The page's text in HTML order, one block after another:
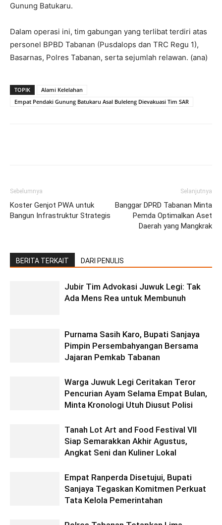
Gunung Batukaru.
Dalam operasi ini, tim gabungan yang terlibat terdiri atas
personel BPBD Tabanan (Pusdalops dan TRC Regu 1),
Basarnas, Polres Tabanan, serta sejumlah relawan. (ana)
TOPIK
Alami Kelelahan
Empat Pendaki Gunung Batukaru Asal Buleleng Dievakuasi Tim SAR
Sebelumnya
Koster Genjot PWA untuk
Bangun Infrastruktur Strategis
Selanjutnya
Banggar DPRD Tabanan Minta
Pemda Optimalkan Aset
Daerah yang Mangkrak
BERITA TERKAIT DARI PENULIS
Jubir Tim Advokasi Juwuk Legi: Tak
Ada Mens Rea untuk Membunuh
Purnama Sasih Karo, Bupati Sanjaya
Pimpin Persembahyangan Bersama
Jajaran Pemkab Tabanan
Warga Juwuk Legi Ceritakan Teror
Pencurian Ayam Selama Empat Bulan,
Minta Kronologi Utuh Diusut Polisi
Tanah Lot Art and Food Festival VII
Siap Semarakkan Akhir Agustus,
Angkat Seni dan Kuliner Lokal
Empat Ranperda Disetujui, Bupati
Sanjaya Tegaskan Komitmen Perkuat
Tata Kelola Pemerintahan